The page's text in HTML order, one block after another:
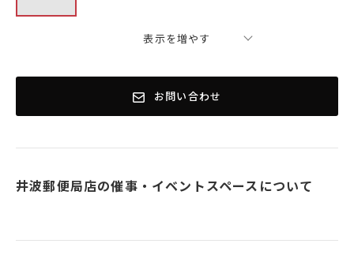
表示を増やす
お問い合わせ
井波郵便局店の催事・イベントスペースについて